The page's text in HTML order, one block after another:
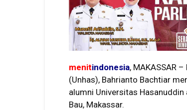
menitindonesia, MAKASSAR
(Unhas), Bahrianto Bachtiar
alumni Universitas
Bau, Makassar.